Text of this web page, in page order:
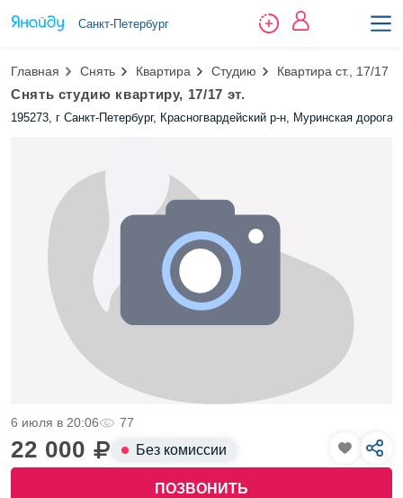
Санкт-Петербург
Главная Снять Квартира Студию Квартира ст., 17/17
Снять студию квартиру, 17/17 эт.
195273, г Санкт-Петербург, Красногвардейский р-н, Муринская дорога,
22 000 Без комиссии
ПОЗВОНИТЬ
6 июля в 20:06 77